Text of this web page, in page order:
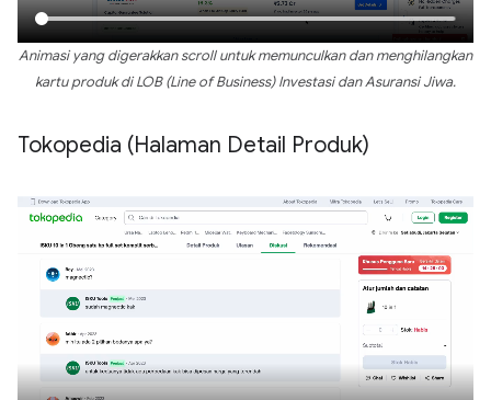
Animasi yang digerakkan scroll untuk memunculkan dan menghilangkan
kartu produk di LOB (Line of Business) Investasi dan Asuransi Jiwa.
Tokopedia (Halaman Detail Produk)